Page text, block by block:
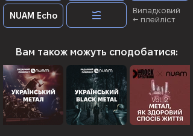
NUAM Echo
Випадковий
← плейліст
Вам також можуть сподобатися: